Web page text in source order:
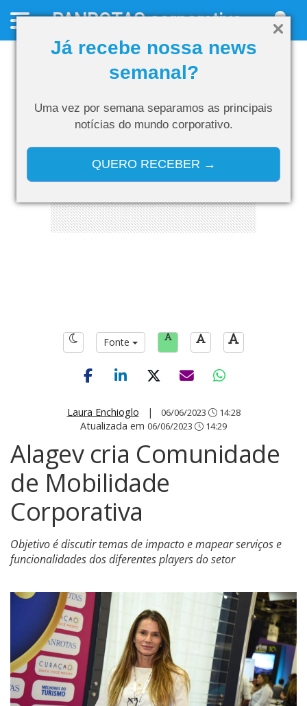
Já recebe nossa news
semanal?
Uma vez por semana separamos as principais
notícias do mundo corporativo.
QUERO RECEBER →
PANROTAScorporativo
Fonte
Laura Enchioglo | 06/06/2023 14:28
Atualizada em 06/06/2023 14:29
Alagev cria Comunidade
de Mobilidade
Corporativa
Objetivo é discutir temas de impacto e mapear serviços e
funcionalidades dos diferentes players do setor